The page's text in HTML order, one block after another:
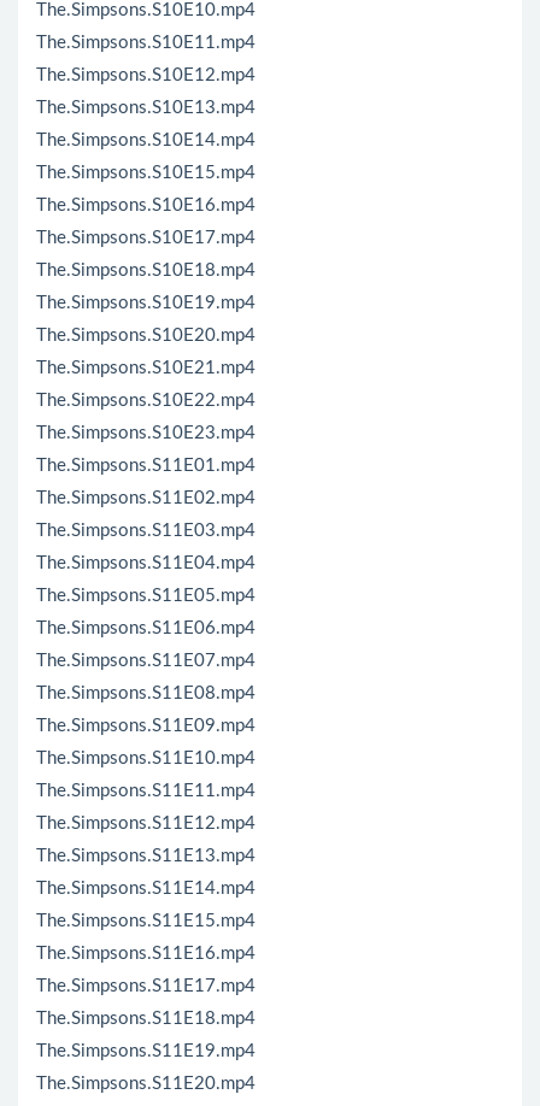
The.Simpsons.S10E10.mp4
The.Simpsons.S10E11.mp4
The.Simpsons.S10E12.mp4
The.Simpsons.S10E13.mp4
The.Simpsons.S10E14.mp4
The.Simpsons.S10E15.mp4
The.Simpsons.S10E16.mp4
The.Simpsons.S10E17.mp4
The.Simpsons.S10E18.mp4
The.Simpsons.S10E19.mp4
The.Simpsons.S10E20.mp4
The.Simpsons.S10E21.mp4
The.Simpsons.S10E22.mp4
The.Simpsons.S10E23.mp4
The.Simpsons.S11E01.mp4
The.Simpsons.S11E02.mp4
The.Simpsons.S11E03.mp4
The.Simpsons.S11E04.mp4
The.Simpsons.S11E05.mp4
The.Simpsons.S11E06.mp4
The.Simpsons.S11E07.mp4
The.Simpsons.S11E08.mp4
The.Simpsons.S11E09.mp4
The.Simpsons.S11E10.mp4
The.Simpsons.S11E11.mp4
The.Simpsons.S11E12.mp4
The.Simpsons.S11E13.mp4
The.Simpsons.S11E14.mp4
The.Simpsons.S11E15.mp4
The.Simpsons.S11E16.mp4
The.Simpsons.S11E17.mp4
The.Simpsons.S11E18.mp4
The.Simpsons.S11E19.mp4
The.Simpsons.S11E20.mp4